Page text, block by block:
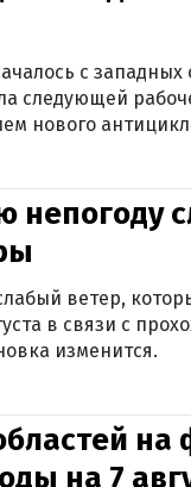
с западных
следующей
нового
непогоду
ветер,
в связи с
изменится.
на
на 7